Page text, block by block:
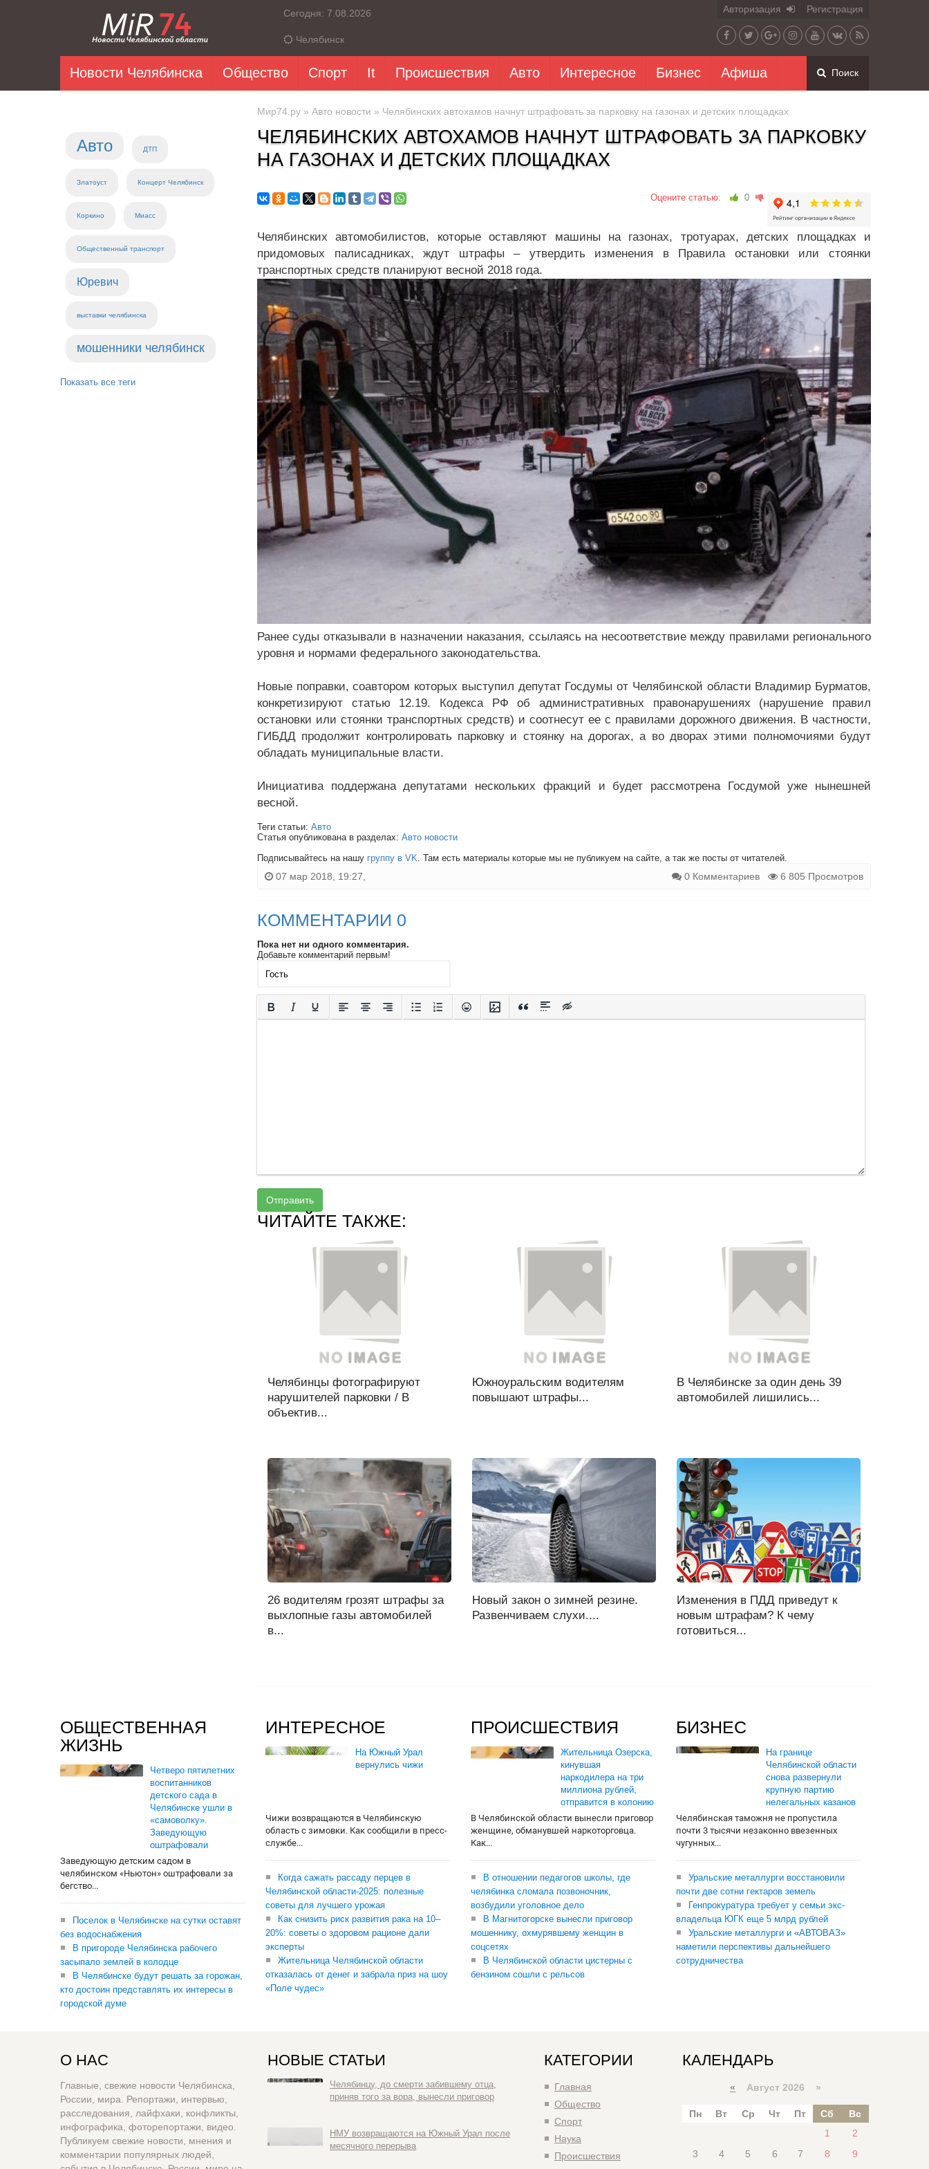
Сегодня: 7.08.2026
Челябинск
Авторизация Регистрация
Новости Челябинска Общество Спорт It Происшествия Авто Интересное Бизнес Афиша Поиск
Авто ДТП
Златоуст Концерт Челябинск
Коркино Миасс
Общественный транспорт
Юревич
выставки челябинска
мошенники челябинск
Показать все теги
Мир74.ру » Авто новости » Челябинских автохамов начнут штрафовать за парковку на газонах и детских площадках
ЧЕЛЯБИНСКИХ АВТОХАМОВ НАЧНУТ ШТРАФОВАТЬ ЗА ПАРКОВКУ
НА ГАЗОНАХ И ДЕТСКИХ ПЛОЩАДКАХ
Оцените статью: 0
Челябинских автомобилистов, которые оставляют машины на газонах, тротуарах, детских площадках и
придомовых палисадниках, ждут штрафы – утвердить изменения в Правила остановки или стоянки
транспортных средств планируют весной 2018 года.
Ранее суды отказывали в назначении наказания, ссылаясь на несоответствие между правилами регионального
уровня и нормами федерального законодательства.
Новые поправки, соавтором которых выступил депутат Госдумы от Челябинской области Владимир Бурматов,
конкретизируют статью 12.19. Кодекса РФ об административных правонарушениях (нарушение правил
остановки или стоянки транспортных средств) и соотнесут ее с правилами дорожного движения. В частности,
ГИБДД продолжит контролировать парковку и стоянку на дорогах, а во дворах этими полномочиями будут
обладать муниципальные власти.
Инициатива поддержана депутатами нескольких фракций и будет рассмотрена Госдумой уже нынешней
весной.
Теги статьи: Авто
Статья опубликована в разделах: Авто новости
Подписывайтесь на нашу группу в VK. Там есть материалы которые мы не публикуем на сайте, а так же посты от читателей.
07 мар 2018, 19:27, 0 Комментариев 6 805 Просмотров
КОММЕНТАРИИ 0
Пока нет ни одного комментария.
Добавьте комментарий первым!
Отправить
ЧИТАЙТЕ ТАКЖЕ:
Челябинцы фотографируют
нарушителей парковки / В
объектив...
Южноуральским водителям
повышают штрафы...
В Челябинске за один день 39
автомобилей лишились...
26 водителям грозят штрафы за
выхлопные газы автомобилей
в...
Новый закон о зимней резине.
Развенчиваем слухи....
Изменения в ПДД приведут к
новым штрафам? К чему
готовиться...
ОБЩЕСТВЕННАЯ
ЖИЗНЬ
Четверо пятилетних
воспитанников
детского сада в
Челябинске ушли в
«самоволку».
Заведующую
оштрафовали
Заведующую детским садом в
челябинском «Ньютон» оштрафовали за
бегство...
Поселок в Челябинске на сутки оставят
без водоснабжения
В пригороде Челябинска рабочего
засыпало землей в колодце
В Челябинске будут решать за горожан,
кто достоин представлять их интересы в
городской думе
ИНТЕРЕСНОЕ
На Южный Урал
вернулись чижи
Чижи возвращаются в Челябинскую
область с зимовки. Как сообщили в пресс-
службе...
Когда сажать рассаду перцев в
Челябинской области-2025: полезные
советы для лучшего урожая
Как снизить риск развития рака на 10–
20%: советы о здоровом рационе дали
эксперты
Жительница Челябинской области
отказалась от денег и забрала приз на шоу
«Поле чудес»
ПРОИСШЕСТВИЯ
Жительница Озерска,
кинувшая
наркодилера на три
миллиона рублей,
отправится в колонию
В Челябинской области вынесли приговор
женщине, обманувшей наркоторговца.
Как...
В отношении педагогов школы, где
челябинка сломала позвоночник,
возбудили уголовное дело
В Магнитогорске вынесли приговор
мошеннику, охмурявшему женщин в
соцсетях
В Челябинской области цистерны с
бензином сошли с рельсов
БИЗНЕС
На границе
Челябинской области
снова развернули
крупную партию
нелегальных казанов
Челябинская таможня не пропустила
почти 3 тысячи незаконно ввезенных
чугунных...
Уральские металлурги восстановили
почти две сотни гектаров земель
Генпрокуратура требует у семьи экс-
владельца ЮГК еще 5 млрд рублей
Уральские металлурги и «АВТОВАЗ»
наметили перспективы дальнейшего
сотрудничества
О НАС
Главные, свежие новости Челябинска,
России, мира. Репортажи, интервью,
расследования, лайфхаки, конфликты,
инфографика, фоторепортажи, видео.
Публикуем свежие новости, мнения и
комментарии популярных людей,
НОВЫЕ СТАТЬИ
Челябинцу, до смерти забившему отца,
приняв того за вора, вынесли приговор
НМУ возвращаются на Южный Урал после
месячного перерыва
КАТЕГОРИИ
Главная
Общество
Спорт
Наука
Происшествия
КАЛЕНДАРЬ
« Август 2026 »
Пн Вт Ср Чт Пт Сб
Вс
1
2
3
4 5 6 7 8 9